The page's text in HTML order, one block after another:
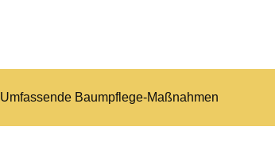
Umfassende Baumpflege-Maßnahmen